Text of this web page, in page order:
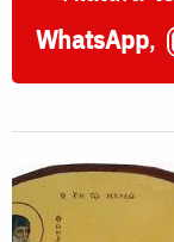
WhatsApp,